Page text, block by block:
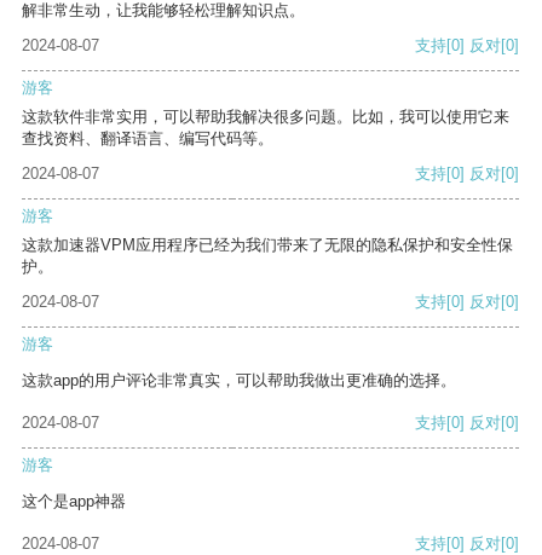
解非常生动，让我能够轻松理解知识点。
2024-08-07
支持[0] 反对[0]
游客
这款软件非常实用，可以帮助我解决很多问题。比如，我可以使用它来
查找资料、翻译语言、编写代码等。
2024-08-07
支持[0] 反对[0]
游客
这款加速器VPM应用程序已经为我们带来了无限的隐私保护和安全性保
护。
2024-08-07
支持[0] 反对[0]
游客
这款app的用户评论非常真实，可以帮助我做出更准确的选择。
2024-08-07 支持[0] 反对[0]
游客
这个是app神器
2024-08-07 支持[0] 反对[0]